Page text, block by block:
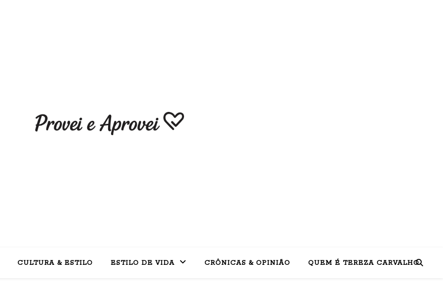
CULTURA & ESTILO ESTILO DE VIDA CRÔNICAS & OPINIÃO QUEM É TEREZA CARVALHO